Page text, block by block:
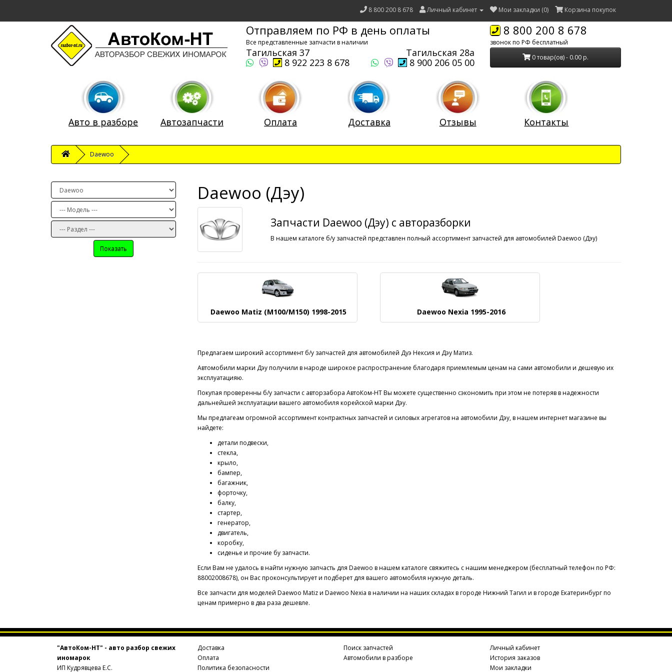
8 800 200 8 678 Личный кабинет Мои закладки (0) Корзина покупок
Отправляем по РФ в день оплаты
Все представленные запчасти в наличии
Тагильская 37
Тагильская 28а
8 922 223 8 678
8 900 206 05 00
8 800 200 8 678
звонок по РФ бесплатный
0 товар(ов) - 0.00 р.
Авто в разборе Автозапчасти Оплата Доставка Отзывы Контакты
Daewoo
Показать
Daewoo (Дэу)
Запчасти Daewoo (Дэу) с авторазборки
В нашем каталоге б/у запчастей представлен полный ассортимент запчастей для автомобилей Daewoo (Дэу)
Daewoo Matiz (M100/M150) 1998-2015 Daewoo Nexia 1995-2016
Предлагаем широкий ассортимент б/у запчастей для автомобилей Дуэ Нексия и Дэу Матиз.
Автомобили марки Дэу получили в народе широкое распространение благодаря приемлемым ценам на сами автомобили и дешевую их
эксплуатацияю.
Покупая проверенны б/у запчасти с авторзабора АвтоКом-НТ Вы можете существенно сэкономить при этом не потеряв в надежности
дальнейшей эксплуатации вашего автомобиля корейской марки Дэу.
Мы предлагеам огромной ассортимент контрактных запчастей и силовых агрегатов на автомобили Дэу, в нашем интернет магазине вы
найдете:
детали подвески,
стекла,
крыло,
бампер,
багажник,
форточку,
балку,
стартер,
генератор,
двигатель,
коробку,
сиденье и прочие бу запчасти.
Если Вам не удалось в найти нужную запчасть для Daewoo в нашем каталоге свяжитесь с нашим менеджером (бесплатный телефон по РФ:
88002008678), он Вас проконсультирует и подберет для вашего автомобиля нужную деталь.
Все запчасти для моделей Daewoo Matiz и Daewoo Nexia в наличии на наших складах в городе Нижний Тагил и в городе Екатеринбург по
ценам примерно в два раза дешевле.
"АвтоКом-НТ" - авто разбор свежих
иномарок
ИП Кудрявцева Е.С.
Доставка
Оплата
Политика безопасности
Поиск запчастей
Автомобили в разборе
Личный кабинет
История заказов
Мои закладки